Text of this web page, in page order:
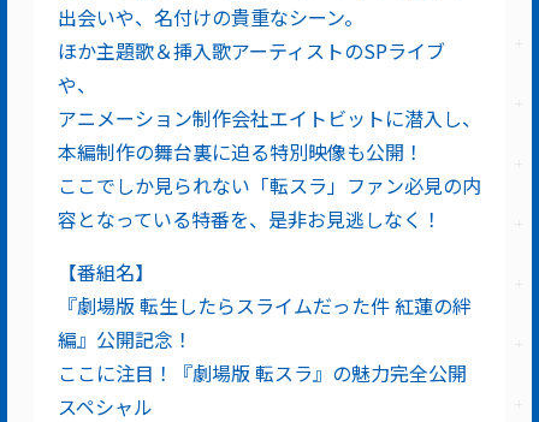
出会いや、名付けの貴重なシーン。
ほか主題歌＆挿入歌アーティストのSPライブ
や、
アニメーション制作会社エイトビットに潜入し、
本編制作の舞台裏に迫る特別映像も公開！
ここでしか見られない「転スラ」ファン必見の内
容となっている特番を、是非お見逃しなく！
【番組名】
『劇場版 転生したらスライムだった件 紅蓮の絆
編』公開記念！
ここに注目！『劇場版 転スラ』の魅力完全公開
スペシャル